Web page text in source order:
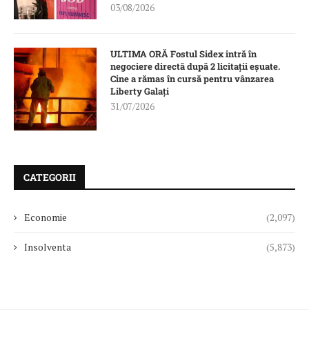
03/08/2026
ULTIMA ORĂ Fostul Sidex intră în
negociere directă după 2 licitații eșuate.
Cine a rămas în cursă pentru vânzarea
Liberty Galați
31/07/2026
CATEGORII
Economie (2,097)
Insolventa (5,873)